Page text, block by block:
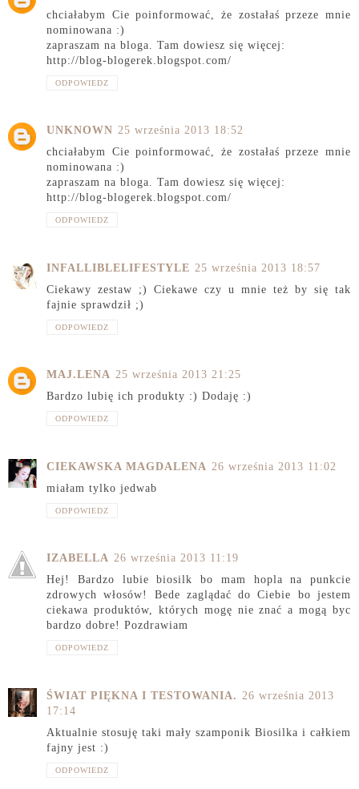
chciałabym Cie poinformować, że zostałaś przeze mnie
nominowana :)
zapraszam na bloga. Tam dowiesz się więcej:
http://blog-blogerek.blogspot.com/
ODPOWIEDZ
UNKNOWN 25 września 2013 18:52
chciałabym Cie poinformować, że zostałaś przeze mnie
nominowana :)
zapraszam na bloga. Tam dowiesz się więcej:
http://blog-blogerek.blogspot.com/
ODPOWIEDZ
INFALLIBLELIFESTYLE 25 września 2013 18:57
Ciekawy zestaw ;) Ciekawe czy u mnie też by się tak
fajnie sprawdził ;)
ODPOWIEDZ
MAJ.LENA 25 września 2013 21:25
Bardzo lubię ich produkty :) Dodaję :)
ODPOWIEDZ
CIEKAWSKA MAGDALENA 26 września 2013 11:02
miałam tylko jedwab
ODPOWIEDZ
IZABELLA 26 września 2013 11:19
Hej! Bardzo lubie biosilk bo mam hopla na punkcie
zdrowych włosów! Bede zaglądać do Ciebie bo jestem
ciekawa produktów, których mogę nie znać a mogą byc
bardzo dobre! Pozdrawiam
ODPOWIEDZ
ŚWIAT PIĘKNA I TESTOWANIA. 26 września 2013
17:14
Aktualnie stosuję taki mały szamponik Biosilka i całkiem
fajny jest :)
ODPOWIEDZ